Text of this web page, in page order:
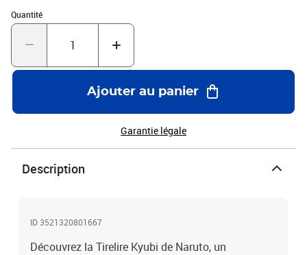
Quantité
Quantité : 1
Ajouter au panier
Garantie légale
Description
ID 3521320801667
Découvrez la Tirelire Kyubi de Naruto, un